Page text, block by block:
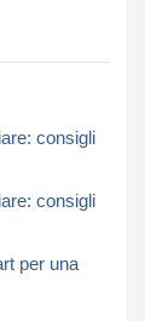
consigli
consigli
per una